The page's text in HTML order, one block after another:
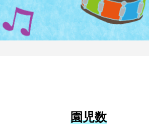
園児数